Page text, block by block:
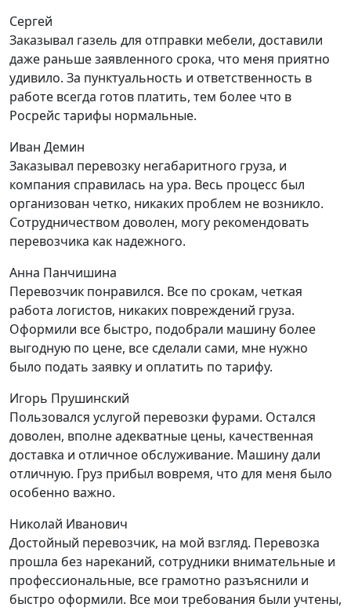
Сергей
Заказывал газель для отправки мебели, доставили
даже раньше заявленного срока, что меня приятно
удивило. За пунктуальность и ответственность в
работе всегда готов платить, тем более что в
Росрейс тарифы нормальные.
Иван Демин
Заказывал перевозку негабаритного груза, и
компания справилась на ура. Весь процесс был
организован четко, никаких проблем не возникло.
Сотрудничеством доволен, могу рекомендовать
перевозчика как надежного.
Анна Панчишина
Перевозчик понравился. Все по срокам, четкая
работа логистов, никаких повреждений груза.
Оформили все быстро, подобрали машину более
выгодную по цене, все сделали сами, мне нужно
было подать заявку и оплатить по тарифу.
Игорь Прушинский
Пользовался услугой перевозки фурами. Остался
доволен, вполне адекватные цены, качественная
доставка и отличное обслуживание. Машину дали
отличную. Груз прибыл вовремя, что для меня было
особенно важно.
Николай Иванович
Достойный перевозчик, на мой взгляд. Перевозка
прошла без нареканий, сотрудники внимательные и
профессиональные, все грамотно разъяснили и
быстро оформили. Все мои требования были учтены,